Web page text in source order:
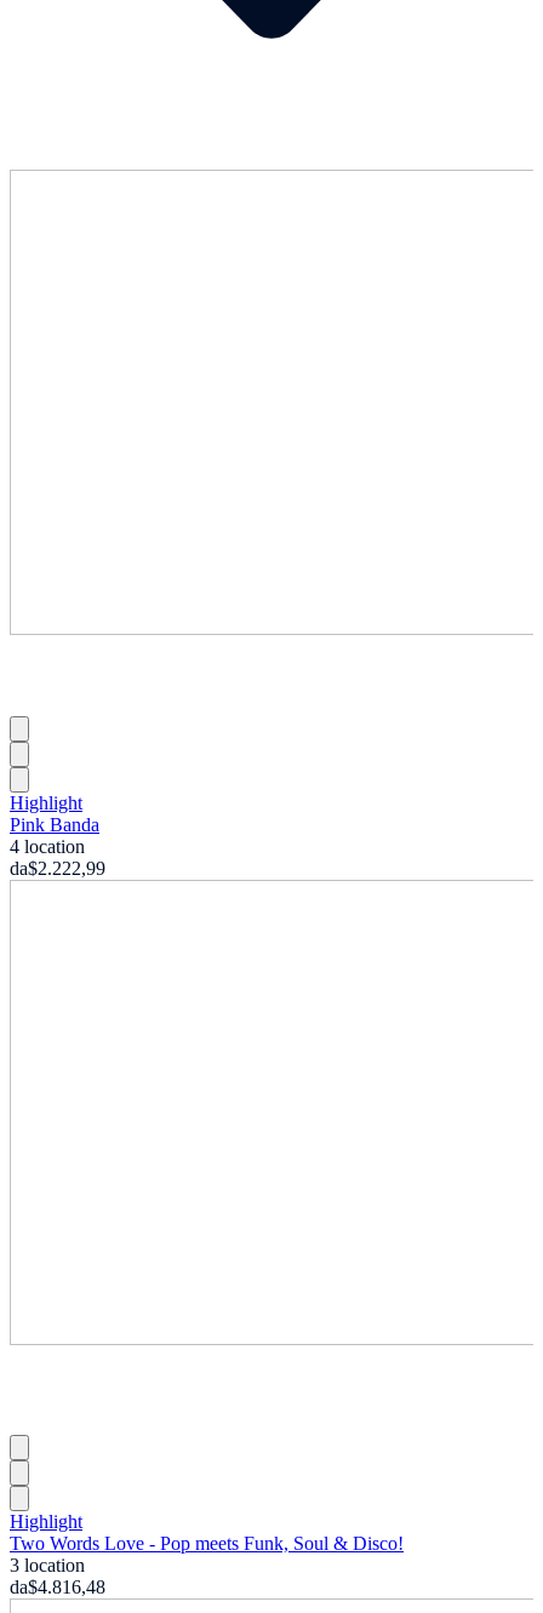
Highlight
Pink Banda
4 location
da$2.222,99
Highlight
Two Words Love - Pop meets Funk, Soul & Disco!
3 location
da$4.816,48